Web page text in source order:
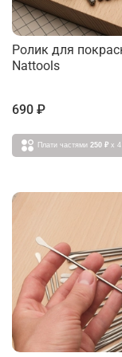
Ролик для
Nattools
690 ₽
Плати частями 250 ₽ x 4